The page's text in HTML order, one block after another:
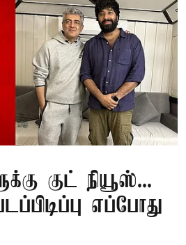
குட் நியூஸ்...
எப்போது